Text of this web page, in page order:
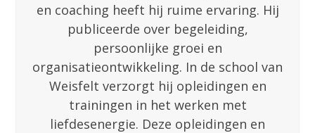
en coaching heeft hij ruime ervaring. Hij
publiceerde over begeleiding,
persoonlijke groei en
organisatieontwikkeling. In de school van
Weisfelt verzorgt hij opleidingen en
trainingen in het werken met
liefdesenergie. Deze opleidingen en